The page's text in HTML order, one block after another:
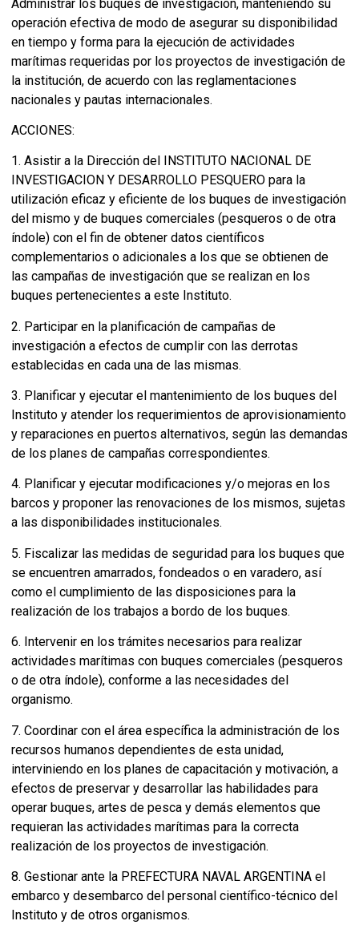
Administrar los buques de investigación, manteniendo su
operación efectiva de modo de asegurar su disponibilidad
en tiempo y forma para la ejecución de actividades
marítimas requeridas por los proyectos de investigación de
la institución, de acuerdo con las reglamentaciones
nacionales y pautas internacionales.
ACCIONES:
1. Asistir a la Dirección del INSTITUTO NACIONAL DE
INVESTIGACION Y DESARROLLO PESQUERO para la
utilización eficaz y eficiente de los buques de investigación
del mismo y de buques comerciales (pesqueros o de otra
índole) con el fin de obtener datos científicos
complementarios o adicionales a los que se obtienen de
las campañas de investigación que se realizan en los
buques pertenecientes a este Instituto.
2. Participar en la planificación de campañas de
investigación a efectos de cumplir con las derrotas
establecidas en cada una de las mismas.
3. Planificar y ejecutar el mantenimiento de los buques del
Instituto y atender los requerimientos de aprovisionamiento
y reparaciones en puertos alternativos, según las demandas
de los planes de campañas correspondientes.
4. Planificar y ejecutar modificaciones y/o mejoras en los
barcos y proponer las renovaciones de los mismos, sujetas
a las disponibilidades institucionales.
5. Fiscalizar las medidas de seguridad para los buques que
se encuentren amarrados, fondeados o en varadero, así
como el cumplimiento de las disposiciones para la
realización de los trabajos a bordo de los buques.
6. Intervenir en los trámites necesarios para realizar
actividades marítimas con buques comerciales (pesqueros
o de otra índole), conforme a las necesidades del
organismo.
7. Coordinar con el área específica la administración de los
recursos humanos dependientes de esta unidad,
interviniendo en los planes de capacitación y motivación, a
efectos de preservar y desarrollar las habilidades para
operar buques, artes de pesca y demás elementos que
requieran las actividades marítimas para la correcta
realización de los proyectos de investigación.
8. Gestionar ante la PREFECTURA NAVAL ARGENTINA el
embarco y desembarco del personal científico-técnico del
Instituto y de otros organismos.